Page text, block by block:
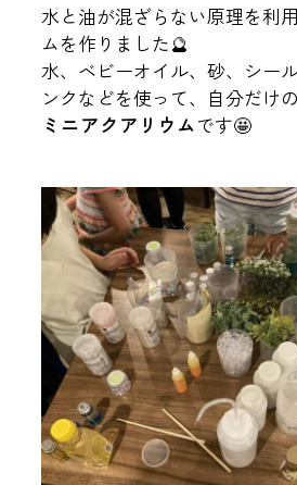
水と油が混ざらない原理を利
ムを作りました🔮
水、ベビーオイル、砂、シー
ンクなどを使って、自分だけ
ミニアクアリウムです🤩